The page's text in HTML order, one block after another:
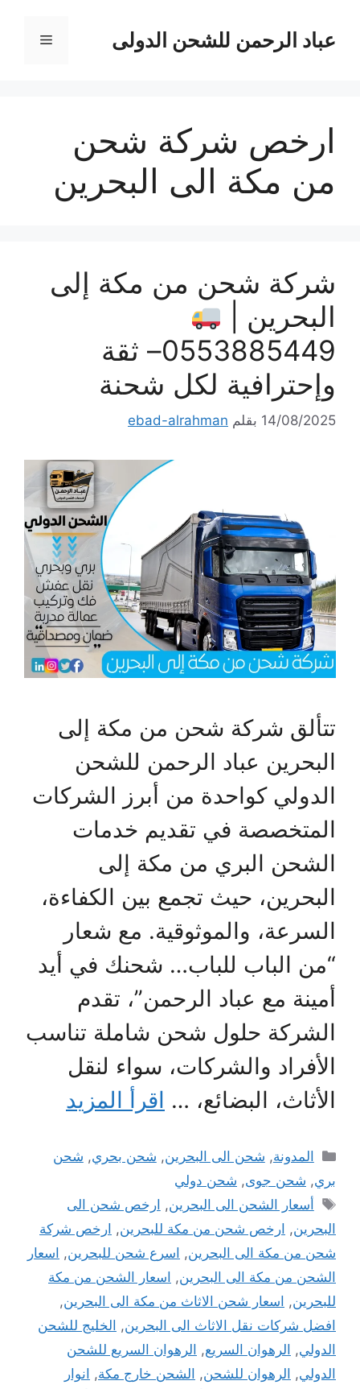
المحتوىعباد الرحمن للشحن الدولى القائمة
ارخص شركة شحن
من مكة الى البحرين
شركة شحن من مكة إلى
البحرين |
0553885449– ثقة
وإحترافية لكل شحنة
14/08/2025 بقلم ebad-alrahman
تتألق شركة شحن من مكة إلى
البحرين عباد الرحمن للشحن
الدولي كواحدة من أبرز الشركات
المتخصصة في تقديم خدمات
الشحن البري من مكة إلى
البحرين، حيث تجمع بين الكفاءة،
السرعة، والموثوقية. مع شعار
“من الباب للباب… شحنك في أيد
أمينة مع عباد الرحمن”، تقدم
الشركة حلول شحن شاملة تناسب
الأفراد والشركات، سواء لنقل
الأثاث، البضائع، … اقرأ المزيد
التصنيفات
المدونة, شحن الى البحرين, شحن بحري, شحن
بري, شحن جوى, شحن دولي
الوسوم
أسعار الشحن الى البحرين, ارخص شحن الى
البحرين, ارخص شحن من مكة للبحرين, ارخص شركة
شحن من مكة الى البحرين, اسرع شحن للبحرين, اسعار
الشحن من مكة الى البحرين, اسعار الشحن من مكة
للبحرين, اسعار شحن الاثاث من مكة الى البحرين,
افضل شركات نقل الاثاث الى البحرين, الخليج للشحن
الدولي, الرهوان السريع, الرهوان السريع للشحن
الدولي, الرهوان للشحن, الشحن خارج مكة, انوار